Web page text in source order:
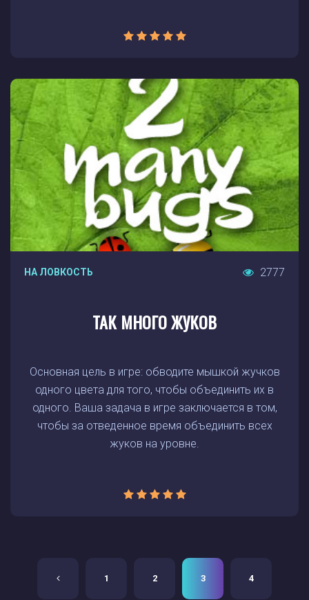
НА ЛОВКОСТЬ 2777
ТАК МНОГО ЖУКОВ
Основная цель в игре: обводите мышкой жучков
одного цвета для того, чтобы объединить их в
одного. Ваша задача в игре заключается в том,
чтобы за отведенное время объединить всех
жуков на уровне.
1 2 3 4